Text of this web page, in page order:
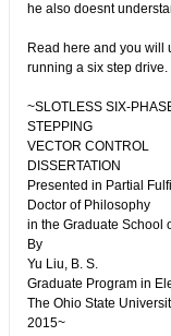
he also doesnt
Read here and you will
running a six step drive.
~SLOTLESS SIX-
STEPPING
VECTOR CONTROL
DISSERTATION
Presented in Partial
Doctor of Philosophy
in the Graduate School
By
Yu Liu, B. S.
Graduate Program in
The Ohio State
2015~